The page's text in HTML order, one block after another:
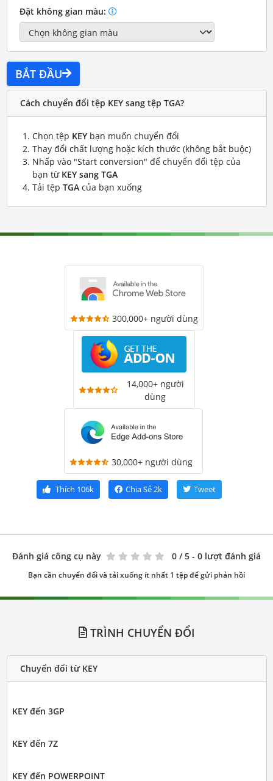
Đặt không gian màu:
BẮT ĐẦU
Cách chuyển đổi tệp KEY sang tệp TGA?
Chọn tệp KEYbạn muốn chuyển đổi
Thay đổi chất lượng hoặc kích thước (không bắt buộc)
Nhấp vào "Start conversion" để chuyển đổi tệp của
bạn từ KEY sang TGA
Tải tệp TGAcủa bạn xuống
300,000+ người dùng
14,000+ người
dùng
30,000+ người dùng
Thích 106k Chia Sẻ2k Tweet
Đánh giá công cụ này 0 / 5 - 0 lượt đánh giá
Bạn cần chuyển đổi và tải xuống ít nhất 1 tệp để gửi phản hồi
TRÌNH CHUYỂN ĐỔI
Chuyển đổi từ KEY
KEY đến 3GP
KEY đến 7Z
KEY đến POWERPOINT